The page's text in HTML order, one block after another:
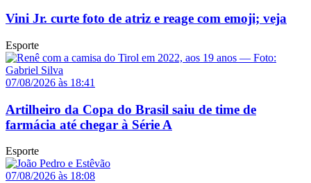
Vini Jr. curte foto de atriz e reage com emoji; veja
Esporte
07/08/2026 às 18:41
Artilheiro da Copa do Brasil saiu de time de
farmácia até chegar à Série A
Esporte
07/08/2026 às 18:08